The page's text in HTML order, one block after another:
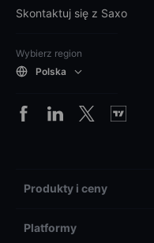
Skontaktuj się z Saxo
Wybierz region
Polska
Produkty i ceny
Platformy